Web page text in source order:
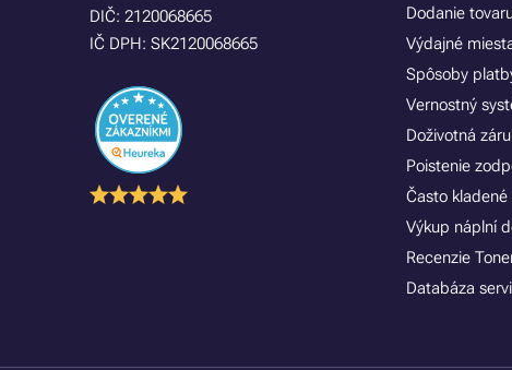
DIČ: 2120068665
IČ DPH: SK2120068665
Dodanie
Výdajné
Spôsoby
Vernostný
Doživotná
Poistenie
Často kladené
Výkup náplní
Recenzie
Databáza